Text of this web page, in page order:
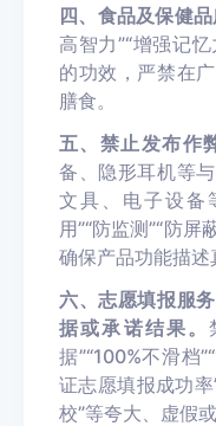
四、食品及保健品
高智力”“增强记
的功效，严禁在
膳食。
五、禁止发布作
备、隐形耳机等
文具、电子设备
用”“防监测”“防屏
确保产品功能描述
六、志愿填报服
据或承诺结果。
据”“100%不滑档
证志愿填报成功率
校”等夸大、虚假